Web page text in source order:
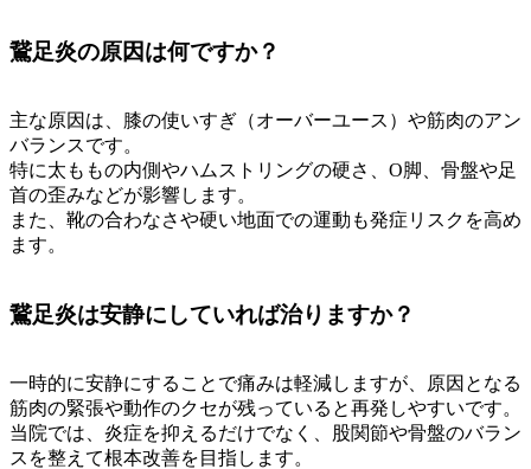
鵞足炎の原因は何ですか？
主な原因は、膝の使いすぎ（オーバーユース）や筋肉のアン
バランスです。
特に太ももの内側やハムストリングの硬さ、O脚、骨盤や足
首の歪みなどが影響します。
また、靴の合わなさや硬い地面での運動も発症リスクを高め
ます。
鵞足炎は安静にしていれば治りますか？
一時的に安静にすることで痛みは軽減しますが、原因となる
筋肉の緊張や動作のクセが残っていると再発しやすいです。
当院では、炎症を抑えるだけでなく、股関節や骨盤のバラン
スを整えて根本改善を目指します。